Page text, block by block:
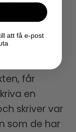
elevens
får
en
skriver var
som de har
att få e-post